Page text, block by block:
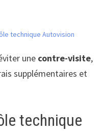
technique Autovision
une contre-visite,
supplémentaires et
technique